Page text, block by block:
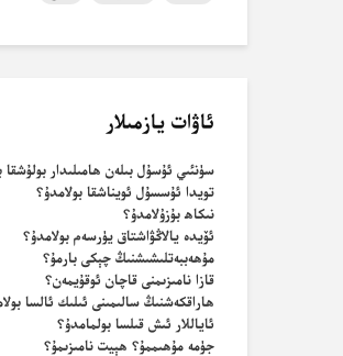
ئاۋات يازمىلار
سۈنئىي ئۇسۇل بىلەن ھامىلىدار بولۇشقا
تويدا ئۇسسۇل ئويناشقا بولامدۇ؟
نىكاھ بۇزۇلامدۇ؟
ئۆيدە يالاڭۋاشتاق يۈرسەم بولامدۇ؟
مۇھەببەتلىشىشنىڭ چېكى بارمۇ؟
قازا نامىزىمنى قاچان ئوقۇيمەن؟
ھاراقكەشنىڭ سالىمىنى ئىلىك ئالسا
ئاياللار ئىش قىلسا بولمامدۇ؟
جۈمە مۇھىممۇ؟ ھېيت نامىزىمۇ؟